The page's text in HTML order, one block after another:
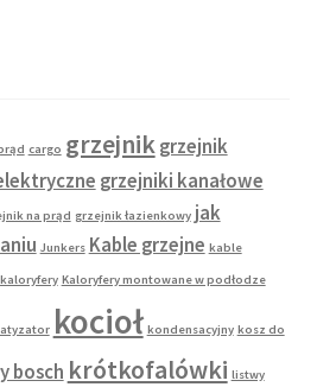
cargo grzejnik grzejnik
grzejniki kanałowe
na prąd grzejnik łazienkowy jak
Junkers Kable grzejne kable
kaloryfery Kaloryfery montowane w podłodze
kocioł kondensacyjny kosz do
bosch krótkofalówki listwy